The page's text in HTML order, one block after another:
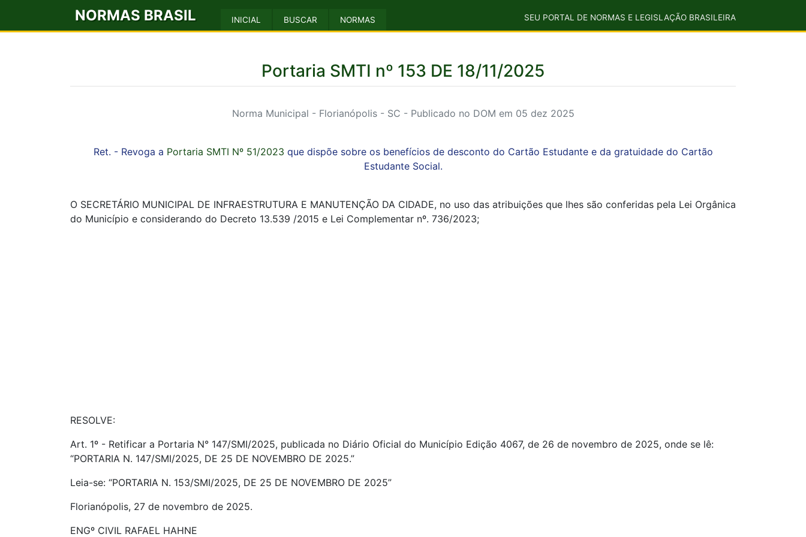
NORMAS BRASIL INICIAL BUSCAR NORMAS SEU PORTAL DE NORMAS E LEGISLAÇÃO BRASILEIRA
Portaria SMTI nº 153 DE 18/11/2025
Norma Municipal - Florianópolis - SC - Publicado no DOM em 05 dez 2025
Ret. - Revoga a Portaria SMTI Nº 51/2023 que dispõe sobre os benefícios de desconto do Cartão Estudante e da gratuidade do Cartão
Estudante Social.
O SECRETÁRIO MUNICIPAL DE INFRAESTRUTURA E MANUTENÇÃO DA CIDADE, no uso das atribuições que lhes são conferidas pela Lei Orgânica
do Município e considerando do Decreto 13.539 /2015 e Lei Complementar nº. 736/2023;
RESOLVE:
Art. 1º - Retificar a Portaria N° 147/SMI/2025, publicada no Diário Oficial do Município Edição 4067, de 26 de novembro de 2025, onde se lê:
“PORTARIA N. 147/SMI/2025, DE 25 DE NOVEMBRO DE 2025.”
Leia-se: “PORTARIA N. 153/SMI/2025, DE 25 DE NOVEMBRO DE 2025”
Florianópolis, 27 de novembro de 2025.
ENGº CIVIL RAFAEL HAHNE